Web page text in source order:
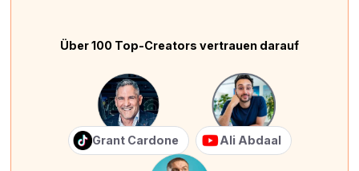
Über 100 Top-Creators vertrauen darauf
Grant Cardone Ali Abdaal